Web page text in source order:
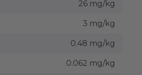
26 mg/kg
3 mg/kg
0.48 mg/kg
0.062 mg/kg